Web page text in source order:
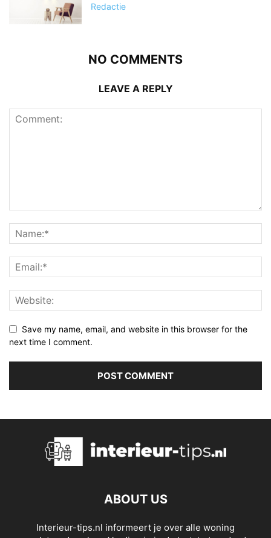
Redactie
NO COMMENTS
LEAVE A REPLY
Save my name, email, and website in this browser for the
next time I comment.
ABOUT US
Interieur-tips.nl informeert je over alle woning